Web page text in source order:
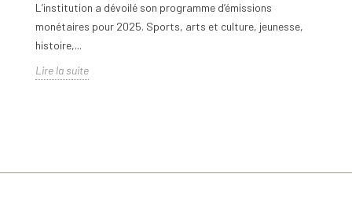
L’institution a dévoilé son programme d’émissions
monétaires pour 2025. Sports, arts et culture, jeunesse,
histoire,...
Lire la suite